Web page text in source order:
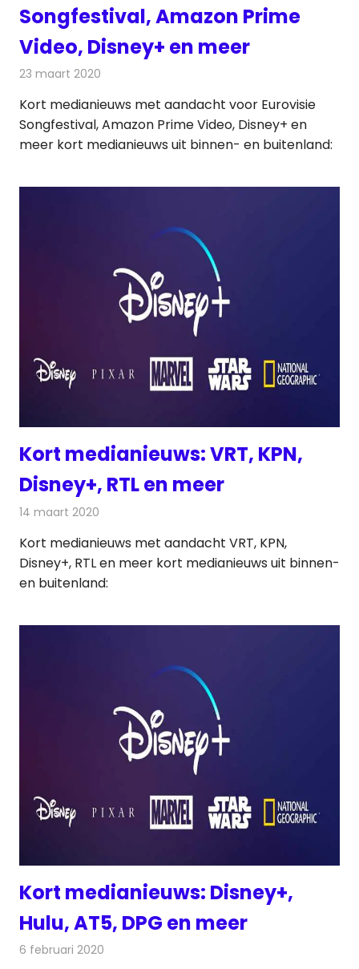
Songfestival, Amazon Prime
Video, Disney+ en meer
23 maart 2020
Kort medianieuws met aandacht voor Eurovisie
Songfestival, Amazon Prime Video, Disney+ en
meer kort medianieuws uit binnen- en buitenland:
Kort medianieuws: VRT, KPN,
Disney+, RTL en meer
14 maart 2020
Kort medianieuws met aandacht VRT, KPN,
Disney+, RTL en meer kort medianieuws uit binnen-
en buitenland:
Kort medianieuws: Disney+,
Hulu, AT5, DPG en meer
6 februari 2020